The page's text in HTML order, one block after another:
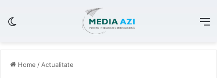
Home / Actualitate